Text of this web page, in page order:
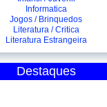
Informatica
Jogos / Brinquedos
Literatura / Critica
Literatura Estrangeira
Destaques